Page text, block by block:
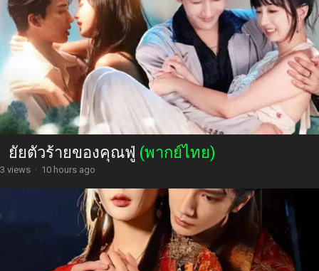
ยัยตัวร้ายของคุณฟู่ (พากย์ไทย)
3 views · 10 hours ago